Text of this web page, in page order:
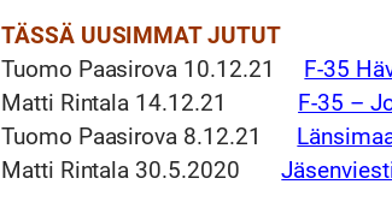
TÄSSÄ UUSIMMAT JUTUT
Tuomo Paasirova 10.12.21 F-35
Matti Rintala 14.12.21 F-35 –
Tuomo Paasirova 8.12.21
Matti Rintala 30.5.2020